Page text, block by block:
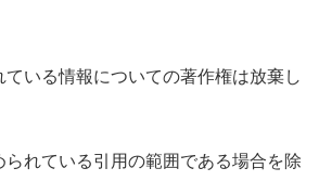
いる情報についての著作権は放棄し
れている引用の範囲である場合を除